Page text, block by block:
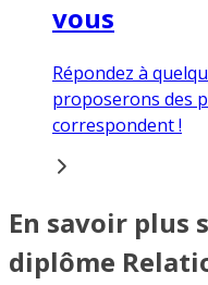
vous
Répondez à
proposerons des
correspondent !
En savoir plus
diplôme